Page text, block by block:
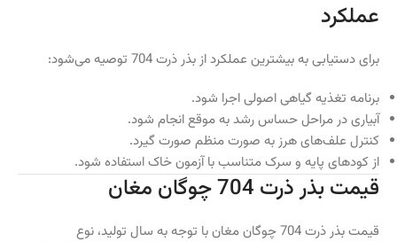
عملکرد
برای دستیابی به بیشترین عملکرد از بذر ذرت 704 توصیه می‌شود:
برنامه تغذیه گیاهی اصولی اجرا شود.
آبیاری در مراحل حساس رشد به موقع انجام شود.
کنترل علف‌های هرز به صورت منظم صورت گیرد.
از کودهای پایه و سرک متناسب با آزمون خاک استفاده شود.
قیمت بذر ذرت 704 چوگان مغان
قیمت بذر ذرت 704 چوگان مغان با توجه به سال تولید، نوع